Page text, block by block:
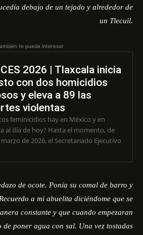
debajo de un tejado y alrededor de
un Tlecuil.
te puede interesar
2026 | Tlaxcala inicia
con dos homicidios
y eleva a 89 las
violentas
feminicidios hay en México y en
de hoy? Hasta el momento, de
marzo de 2026, el Secretariado Ejecutivo
de ocote. Ponía su comal de barro y
a mi abuelita diciéndome que se
constante y que cuando empezaran
poner agua con sal. Una vez tostadas